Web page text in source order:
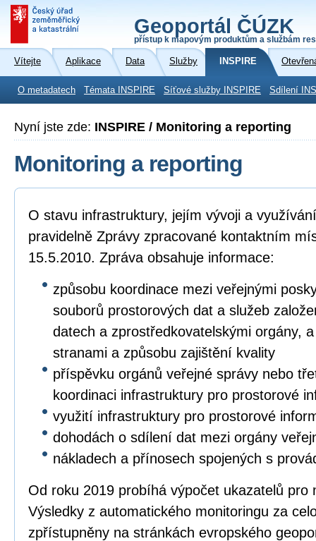
Geoportál ČÚZK
přístup k mapovým produktům a službám
Vítejte Aplikace Data Služby INSPIRE
O metadatech Témata INSPIRE Síťové služby INSPIRE Sdílení
Nyní jste zde: INSPIRE / Monitoring a reporting
Monitoring a reporting
O stavu infrastruktury, jejím vývoji a
pravidelně Zprávy zpracované kontaktním
15.5.2010. Zpráva obsahuje informace:
způsobu koordinace mezi veřejnými
souborů prostorových dat a služeb
datech a zprostředkovatelskými orgány,
stranami a způsobu zajištění kvality
příspěvku orgánů veřejné správy nebo
koordinaci infrastruktury pro prostorové
využití infrastruktury pro prostorové
dohodách o sdílení dat mezi orgány
nákladech a přínosech spojených s
Od roku 2019 probíhá výpočet ukazatelů pro
Výsledky z automatického monitoringu za
zpřístupněny na stránkách evropského